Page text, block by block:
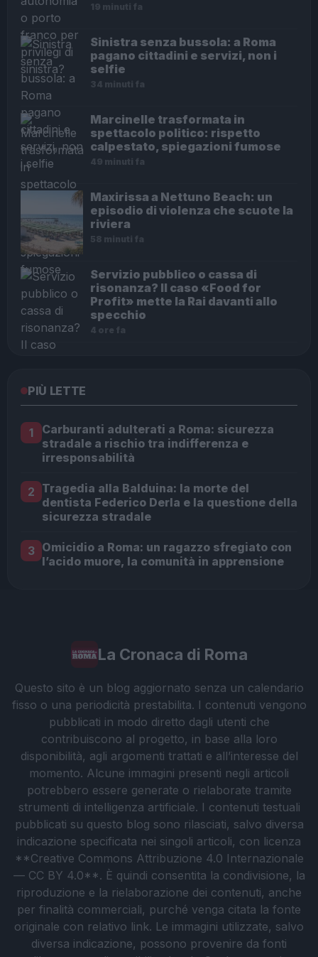
19 minuti fa
Sinistra senza bussola: a Roma
pagano cittadini e servizi, non i
selfie
34 minuti fa
Marcinelle trasformata in
spettacolo politico: rispetto
calpestato, spiegazioni fumose
49 minuti fa
Maxirissa a Nettuno Beach: un
episodio di violenza che scuote la
riviera
58 minuti fa
Servizio pubblico o cassa di
risonanza? Il caso «Food for
Profit» mette la Rai davanti allo
specchio
4 ore fa
PIÙ LETTE
1
Carburanti adulterati a Roma: sicurezza
stradale a rischio tra indifferenza e
irresponsabilità
2 Tragedia alla Balduina: la morte del
dentista Federico Derla e la questione della
sicurezza stradale
3 Omicidio a Roma: un ragazzo sfregiato con
l’acido muore, la comunità in apprensione
La Cronaca di Roma
Questo sito è un blog aggiornato senza un calendario
fisso o una periodicità prestabilita. I contenuti vengono
pubblicati in modo diretto dagli utenti che
contribuiscono al progetto, in base alla loro
disponibilità, agli argomenti trattati e all’interesse del
momento. Alcune immagini presenti negli articoli
potrebbero essere generate o rielaborate tramite
strumenti di intelligenza artificiale. I contenuti testuali
pubblicati su questo blog sono rilasciati, salvo diversa
indicazione specificata nei singoli articoli, con licenza
**Creative Commons Attribuzione 4.0 Internazionale
— CC BY 4.0**. È quindi consentita la condivisione, la
riproduzione e la rielaborazione dei contenuti, anche
per finalità commerciali, purché venga citata la fonte
originale con relativo link. Le immagini utilizzate, salvo
diversa indicazione, possono provenire da fonti